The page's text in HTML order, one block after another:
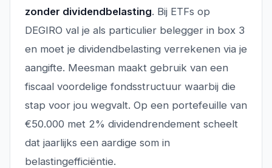
zonder dividendbelasting. Bij ETFs op
DEGIRO val je als particulier belegger in box 3
en moet je dividendbelasting verrekenen via je
aangifte. Meesman maakt gebruik van een
fiscaal voordelige fondsstructuur waarbij die
stap voor jou wegvalt. Op een portefeuille van
€50.000 met 2% dividendrendement scheelt
dat jaarlijks een aardige som in
belastingefficiëntie.